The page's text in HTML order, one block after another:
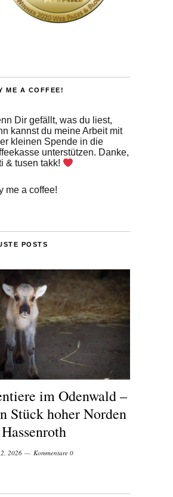
ME A COFFEE!
Dir gefällt, was du liest,
kannst du meine Arbeit mit
kleinen Spende in die
unterstützen. Danke,
& tusen takk!
me a coffee!
POSTS
im Odenwald –
Stück hoher Norden
2026 Kommentare 0